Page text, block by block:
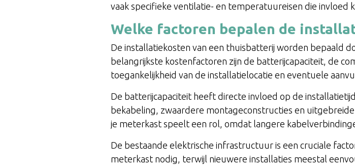
vaak specifieke ventilatie- en temperatuureisen die invloed
Welke factoren bepalen de
De installatiekosten van een thuisbatterij worden bepaald
belangrijkste kostenfactoren zijn de batterijcapaciteit, de
toegankelijkheid van de installatielocatie en eventuele
De batterijcapaciteit heeft directe invloed op de
bekabeling, zwaardere montageconstructies en
je meterkast speelt een rol, omdat langere
De bestaande elektrische infrastructuur is een cruciale
meterkast nodig, terwijl nieuwere installaties meestal